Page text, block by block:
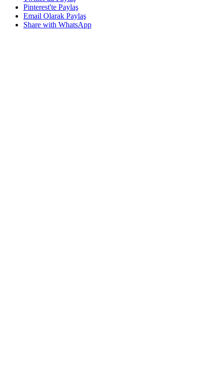
Pinterest'te Paylaş
Email Olarak Paylaş
Share with WhatsApp